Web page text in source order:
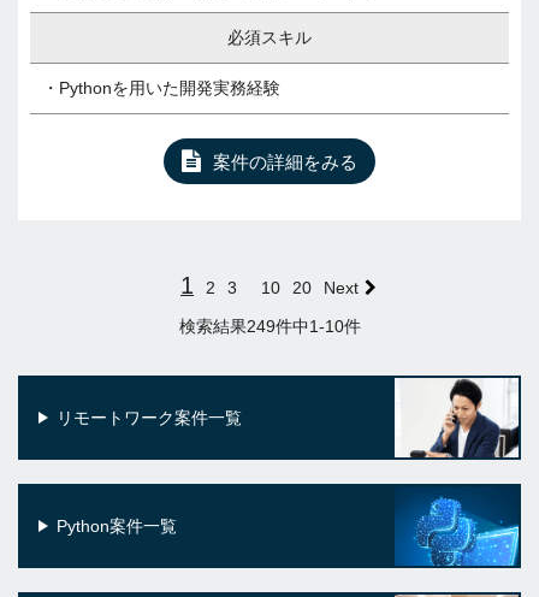
必須スキル
・Pythonを用いた開発実務経験
案件の詳細をみる
1 2 3 10 20 Next
検索結果249件中1-10件
リモートワーク案件一覧
Python案件一覧